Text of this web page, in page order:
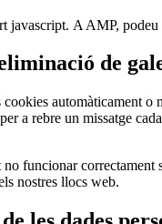
javascript. A AMP,
de
automàticament
a rebre un missatge
funcionar correctament
nostres llocs web.